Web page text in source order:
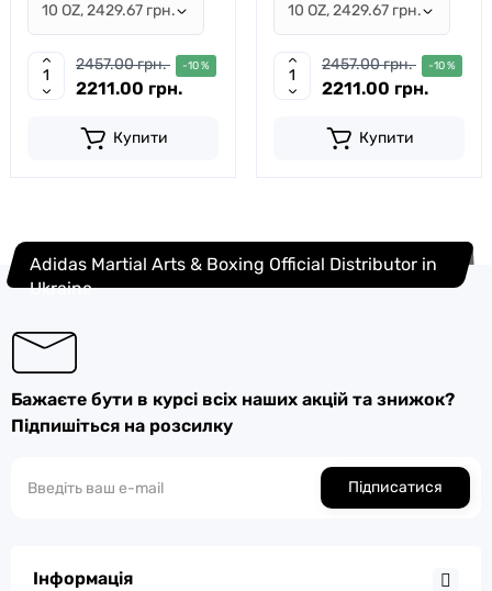
2457.00 грн. -10 %
2211.00 грн.
Купити
2457.00 грн. -10 %
2211.00 грн.
Купити
Adidas Martial Arts & Boxing Official Distributor in
Ukraine
Бажаєте бути в курсі всіх наших акцій та знижок?
Підпишіться на розсилку
Підписатися
Інформація